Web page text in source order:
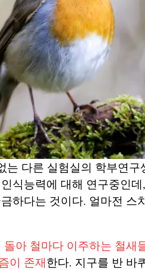
는 다른 실험실의 학부연
식능력에 대해 연구중인
하다는 것이다. 얼마전 스
아 철마다 이주하는 철새
이 존재한다. 지구를 반 바